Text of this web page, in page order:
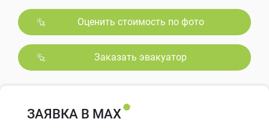
Оценить стоимость по фото
Заказать эвакуатор
ЗАЯВКА В MAX